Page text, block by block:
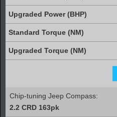
Chip-tuning Jeep Compass:
2.2 CRD 163pk